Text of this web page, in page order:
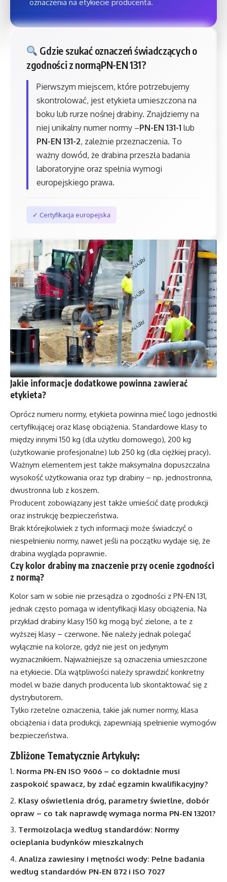
oznaczenia na etykiecie producenta.
Gdzie szukać oznaczeń świadczących o
zgodności z normąPN-EN 131?
Pierwszym miejscem, które potrzebujemy
skontrolować, jest etykieta umieszczona na
boku lub rurze nośnej drabiny. Znajdziemy na
niej unikalny numer normy –PN-EN 131-1 lub
PN-EN 131-2, zależnie przeznaczenia. To
ważny dowód, że drabina przeszła badania
laboratoryjne oraz spełnia wymogi
europejskiego prawa.
✓ Certyfikacja europejska
Jakie informacje dodatkowe powinna zawierać
etykieta?
Oprócz numeru normy, etykieta powinna mieć logo jednostki
certyfikującej oraz klasę obciążenia. Standardowe klasy to
między innymi 150 kg (dla użytku domowego), 200 kg
(użytkowanie profesjonalne) lub 250 kg (dla ciężkiej pracy).
Ważnym elementem jest także maksymalna dopuszczalna
wysokość użytkowania oraz typ drabiny – np. jednostronna,
dwustronna lub z koszem.
Producent zobowiązany jest także umieścić datę produkcji
oraz instrukcję bezpieczeństwa.
Brak którejkolwiek z tych informacji może świadczyć o
niespełnieniu normy, nawet jeśli na początku wydaje się, że
drabina wygląda poprawnie.
Czy kolor drabiny ma znaczenie przy ocenie zgodności
z normą?
Kolor sam w sobie nie przesądza o zgodności z PN-EN 131,
jednak często pomaga w identyfikacji klasy obciążenia. Na
przykład drabiny klasy 150 kg mogą być zielone, a te z
wyższej klasy – czerwone. Nie należy jednak polegać
wyłącznie na kolorze, gdyż nie jest on jedynym
wyznacznikiem. Najważniejsze są oznaczenia umieszczone
na etykiecie. Dla wątpliwości należy sprawdzić konkretny
model w bazie danych producenta lub skontaktować się z
dystrybutorem.
Tylko rzetelne oznaczenia, takie jak numer normy, klasa
obciążenia i data produkcji, zapewniają spełnienie wymogów
bezpieczeństwa.
Zbliżone Tematycznie Artykuły:
Norma PN-EN ISO 9606 – co dokładnie musi
zaspokoić spawacz, by zdać egzamin kwalifikacyjny?
Klasy oświetlenia dróg, parametry świetlne, dobór
opraw – co tak naprawdę wymaga norma PN-EN 13201?
Termoizolacja według standardów: Normy
ocieplania budynków mieszkalnych
Analiza zawiesiny i mętności wody: Pełne badania
według standardów PN-EN 872 i ISO 7027